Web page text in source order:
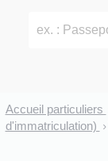
Accueil particuliers
d'immatriculation) >